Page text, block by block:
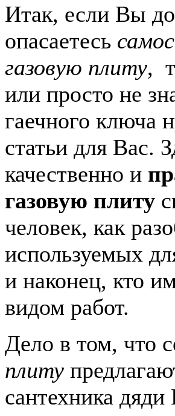
Итак, если Вы
опасаетесь
газовую плиту,
или просто не
гаечного ключа
статьи для Вас.
качественно и
газовую плиту
человек, как
используемых
и наконец, кто
видом работ.
Дело в том, что
плиту
сантехника